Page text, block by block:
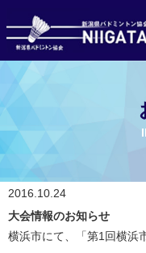
2016.10.24
大会情報のお知らせ
横浜市にて、「第1回横浜